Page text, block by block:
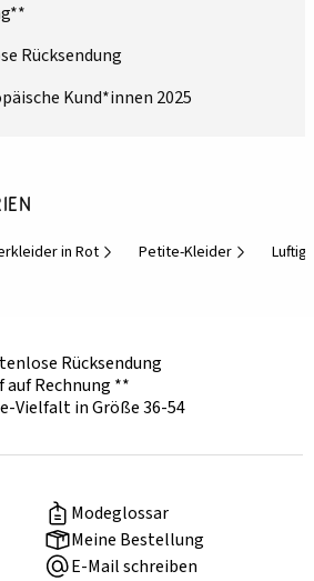
Rücksendung
Kund*innen 2025
in Rot Petite-Kleider
Rücksendung
auf Rechnung **
Vielfalt in Größe 36-54
Modeglossar
Meine Bestellung
E-Mail schreiben